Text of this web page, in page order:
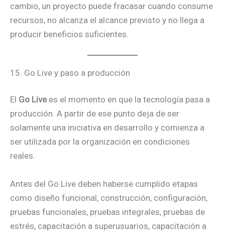
cambio, un proyecto puede fracasar cuando consume
recursos, no alcanza el alcance previsto y no llega a
producir beneficios suficientes.
15. Go Live y paso a producción
El Go Livees el momento en que la tecnología pasa a
producción. A partir de ese punto deja de ser
solamente una iniciativa en desarrollo y comienza a
ser utilizada por la organización en condiciones
reales.
Antes del Go Live deben haberse cumplido etapas
como diseño funcional, construcción, configuración,
pruebas funcionales, pruebas integrales, pruebas de
estrés, capacitación a superusuarios, capacitación a